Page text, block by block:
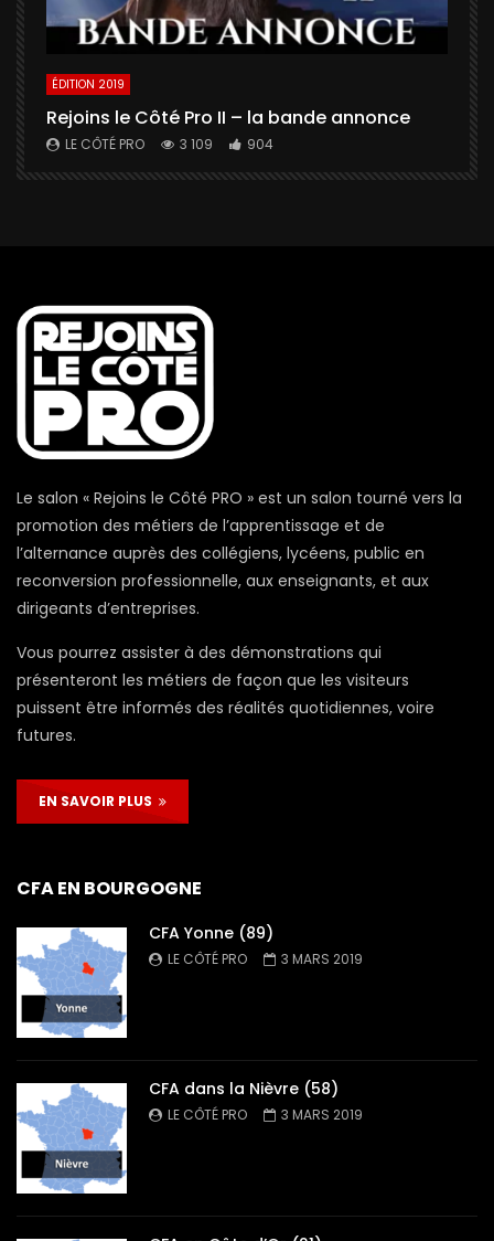
ÉDITION 2019
Rejoins le Côté Pro II – la bande annonce
LE CÔTÉ PRO 3 109 904
Le salon « Rejoins le Côté PRO » est un salon tourné vers la
promotion des métiers de l’apprentissage et de
l’alternance auprès des collégiens, lycéens, public en
reconversion professionnelle, aux enseignants, et aux
dirigeants d’entreprises.
Vous pourrez assister à des démonstrations qui
présenteront les métiers de façon que les visiteurs
puissent être informés des réalités quotidiennes, voire
futures.
EN SAVOIR PLUS
CFA EN BOURGOGNE
CFA Yonne (89)
LE CÔTÉ PRO 3 MARS 2019
CFA dans la Nièvre (58)
LE CÔTÉ PRO 3 MARS 2019